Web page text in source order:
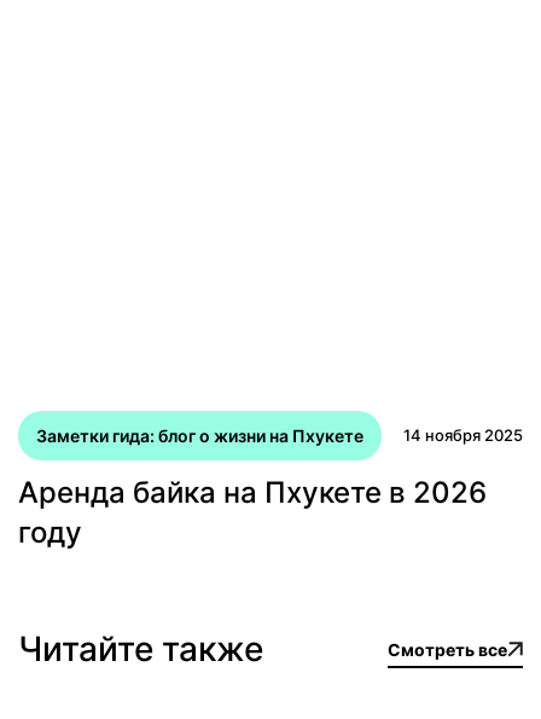
Заметки гида: блог о жизни на Пхукете 14 ноября 2025
Аренда байка на Пхукете в 2026
году
Читайте также Смотреть все